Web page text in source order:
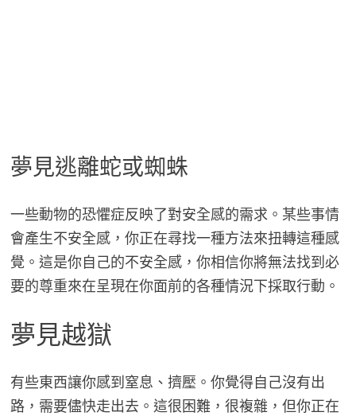
夢見逃離蛇或蜘蛛
一些動物的恐懼症反映了對安全感的需求。某些事情
會產生不安全感，你正在尋找一種方法來扭轉這種感
覺。這是你自己的不安全感，你相信你將無法找到必
要的尊重來在呈現在你面前的各種情況下採取行動。
夢見越獄
有些東西讓你感到窒息、擠壓。你覺得自己沒有出
路，需要儘快走出去。這很困難，很複雜，但你正在